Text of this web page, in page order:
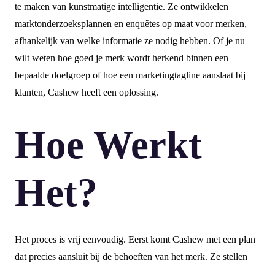
te maken van kunstmatige intelligentie. Ze ontwikkelen
marktonderzoeksplannen en enquêtes op maat voor merken,
afhankelijk van welke informatie ze nodig hebben. Of je nu
wilt weten hoe goed je merk wordt herkend binnen een
bepaalde doelgroep of hoe een marketingtagline aanslaat bij
klanten, Cashew heeft een oplossing.
Hoe Werkt
Het?
Het proces is vrij eenvoudig. Eerst komt Cashew met een plan
dat precies aansluit bij de behoeften van het merk. Ze stellen